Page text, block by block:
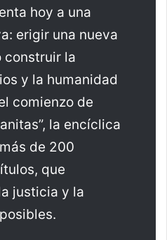
hoy a una
erigir una nueva
construir la
y la humanidad
comienzo de
la encíclica
de 200
que
justicia y la